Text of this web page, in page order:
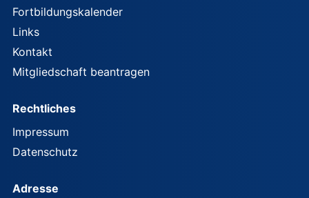
Fortbildungskalender
Links
Kontakt
Mitgliedschaft beantragen
Rechtliches
Impressum
Datenschutz
Adresse